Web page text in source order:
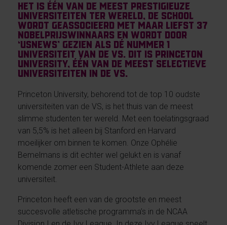
Het is één van de meest prestigieuze
universiteiten ter wereld, de school
wordt geassocieerd met maar liefst 37
Nobelprijswinnaars en wordt door
‘USNews’ gezien als dé nummer 1
universiteit van de VS. Dit is Princeton
University, één van de meest selectieve
universiteiten in de VS.
Princeton University, behorend tot de top 10 oudste
universiteiten van de VS, is het thuis van de meest
slimme studenten ter wereld. Met een toelatingsgraad
van 5,5% is het alleen bij Stanford en Harvard
moeilijker om binnen te komen. Onze Ophélie
Bemelmans is dit echter wel gelukt en is vanaf
komende zomer een Student-Athlete aan deze
universiteit.
Princeton heeft een van de grootste en meest
succesvolle atletische programma’s in de NCAA